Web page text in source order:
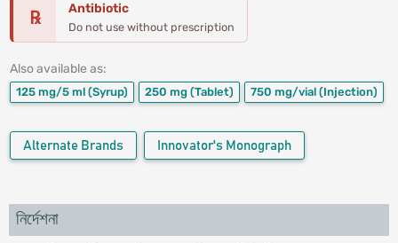
℞ Antibiotic
Do not use without prescription
Also available as:
125 mg/5 ml (Syrup) 250 mg (Tablet) 750 mg/vial (Injection)
Alternate Brands Innovator's Monograph
নির্দেশনা